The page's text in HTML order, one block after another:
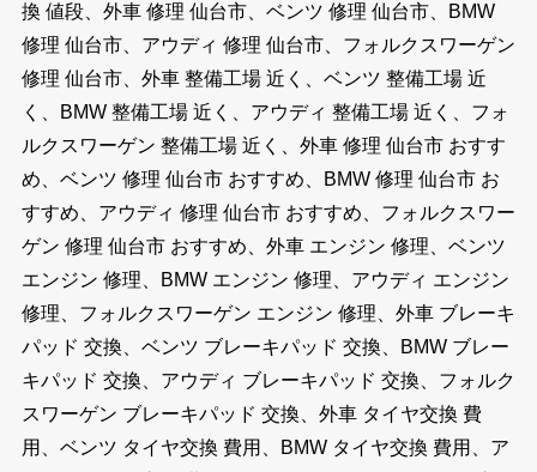
換 値段、外車 修理 仙台市、ベンツ 修理 仙台市、BMW
修理 仙台市、アウディ 修理 仙台市、フォルクスワーゲン
修理 仙台市、外車 整備工場 近く、ベンツ 整備工場 近
く、BMW 整備工場 近く、アウディ 整備工場 近く、フォ
ルクスワーゲン 整備工場 近く、外車 修理 仙台市 おすす
め、ベンツ 修理 仙台市 おすすめ、BMW 修理 仙台市 お
すすめ、アウディ 修理 仙台市 おすすめ、フォルクスワー
ゲン 修理 仙台市 おすすめ、外車 エンジン 修理、ベンツ
エンジン 修理、BMW エンジン 修理、アウディ エンジン
修理、フォルクスワーゲン エンジン 修理、外車 ブレーキ
パッド 交換、ベンツ ブレーキパッド 交換、BMW ブレー
キパッド 交換、アウディ ブレーキパッド 交換、フォルク
スワーゲン ブレーキパッド 交換、外車 タイヤ交換 費
用、ベンツ タイヤ交換 費用、BMW タイヤ交換 費用、ア